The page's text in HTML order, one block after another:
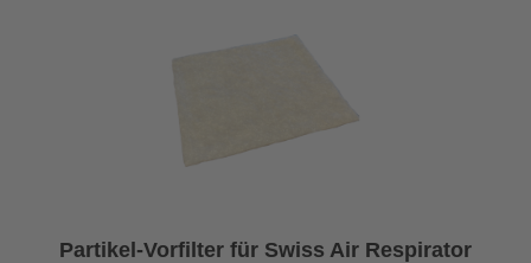
Partikel-Vorfilter für Swiss Air Respirator